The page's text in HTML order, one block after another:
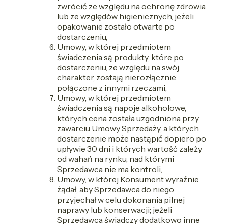
zwrócić ze względu na ochronę zdrowia
lub ze względów higienicznych, jeżeli
opakowanie zostało otwarte po
dostarczeniu,
Umowy, w której przedmiotem
świadczenia są produkty, które po
dostarczeniu, ze względu na swój
charakter, zostają nierozłącznie
połączone z innymi rzeczami,
Umowy, w której przedmiotem
świadczenia są napoje alkoholowe,
których cena została uzgodniona przy
zawarciu Umowy Sprzedaży, a których
dostarczenie może nastąpić dopiero po
upływie 30 dni i których wartość zależy
od wahań na rynku, nad którymi
Sprzedawca nie ma kontroli,
Umowy, w której Konsument wyraźnie
żądał, aby Sprzedawca do niego
przyjechał w celu dokonania pilnej
naprawy lub konserwacji; jeżeli
Sprzedawca świadczy dodatkowo inne